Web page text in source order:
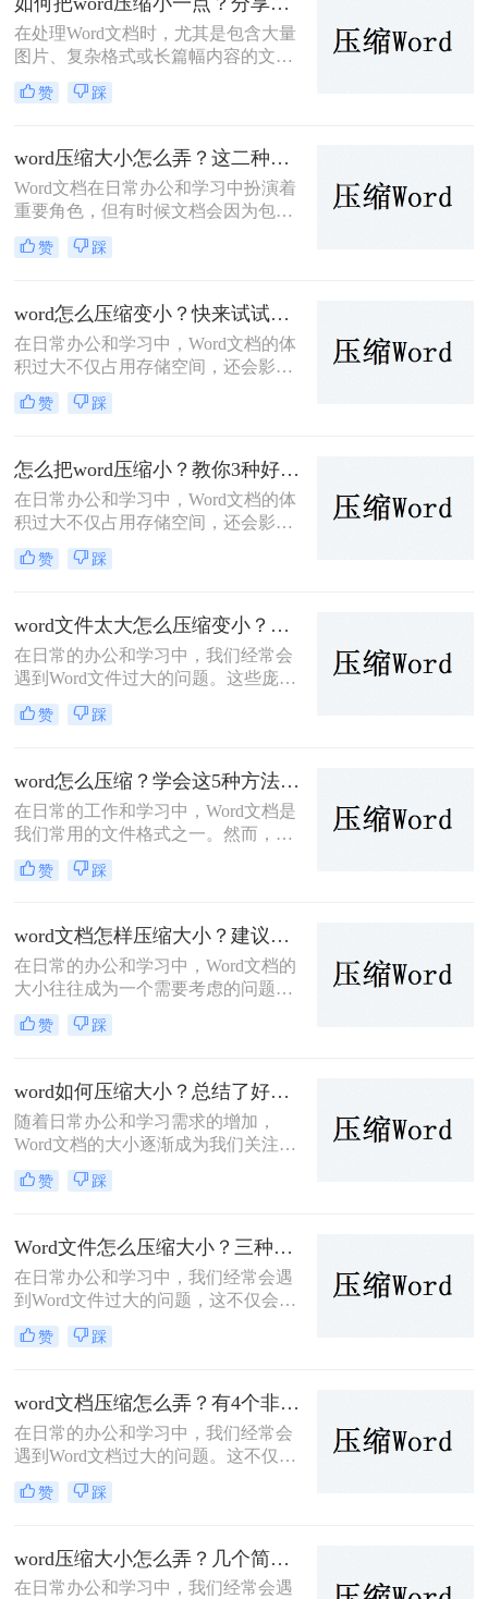
档。
在处理Word文档时，尤其是包含大量
图片、复杂格式或长篇幅内容的文
档，文件体积可能会变得相当庞大。
这不仅会占用大量存储空间，还会影
此，将Word文档压缩至更小体积显得
尤为重要。那么如何把word压缩小一
点呢？本文将介绍两种压缩Word文档
的方法。
赞 踩
word压缩大小怎么弄？这二种压缩方法很实用！
Word文档在日常办公和学习中扮演着
重要角色，但有时候文档会因为包含
大量图片、复杂的格式或嵌入对象而
变得庞大，这不仅会占用大量存储空
速度。因此，压缩Word文档大小成为
一项必要的任务。那么word压缩大小
怎么弄呢？本文将介绍两种压缩Word
文档大小的方法。
赞 踩
word怎么压缩变小？快来试试这些压缩方法！
在日常办公和学习中，Word文档的体
积过大不仅占用存储空间，还会影响
传输速度。那么word怎么压缩变小
呢？为了帮助您有效地减小Word文档
方法。
赞 踩
怎么把word压缩小？教你3种好用的压缩方法！
在日常办公和学习中，Word文档的体
积过大不仅占用存储空间，还会影响
传输速度。为了帮助您有效地减小
Word文档的大小，那么怎么把word压
方法。
赞 踩
word文件太大怎么压缩变小？值得尝试的四种压缩方法介绍！
在日常的办公和学习中，我们经常会
遇到Word文件过大的问题。这些庞大
的文件不仅占据了大量的存储空间，
而且在网络传输和共享时也会变得非
么压缩变小变得尤为重要。本文将为
您介绍几种简单实用的方法，帮助您
轻松解决Word文件过大的问题。
赞 踩
word怎么压缩？学会这5种方法轻松完成压缩！
在日常的工作和学习中，Word文档是
我们常用的文件格式之一。然而，随
着文档内容的增加，Word文件的大小
也可能会逐渐增大，这不仅会占用更
低效率。因此，学会Word怎么压缩变
得尤为重要。本文将详细介绍几种压
缩Word文件的方法，帮助您优化文件
的存储和传输。
赞 踩
word文档怎样压缩大小？建议试试这五种方法！
在日常的办公和学习中，Word文档的
大小往往成为一个需要考虑的问题。
过大的文档不仅占用了存储空间，还
可能影响传输速度和分享便利性。因
尤为重要。本文将详细介绍几种常见
的Word文档压缩方法，帮助你轻松管
理文档大小。
赞 踩
word如何压缩大小？总结了好几种压缩方法！
随着日常办公和学习需求的增加，
Word文档的大小逐渐成为我们关注的
问题。过大的文档不仅占用了宝贵的
存储空间，还可能导致传输速度变
邮件或在线平台发送。因此，学会
word如何压缩大小变得尤为重要。本
文将介绍几种常用的Word文档压缩方
法，帮助大家轻松减小文档大小。
赞 踩
Word文件怎么压缩大小？三种简单的方法介绍！
在日常办公和学习中，我们经常会遇
到Word文件过大的问题，这不仅会占
用大量的存储空间，而且在传输或共
享时也极为不便。为了解决Word文件
几种Word文件压缩大小的方法与技
巧。
赞 踩
word文档压缩怎么弄？有4个非常详细的教程！
在日常的办公和学习中，我们经常会
遇到Word文档过大的问题。这不仅会
占用宝贵的存储空间，而且在传输或
共享时也显得尤为不便。那么word文
介绍几种Word文档压缩的方法，帮助
大家轻松解决这一问题。
赞 踩
word压缩大小怎么弄？几个简单实用方法！
在日常办公和学习中，我们经常会遇